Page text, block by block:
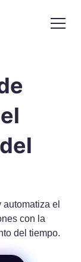
el
con la
del tiempo.